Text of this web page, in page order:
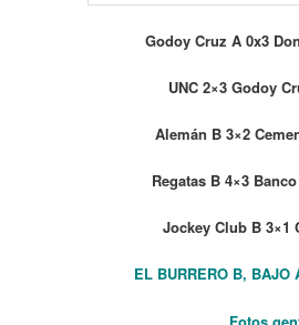
Godoy Cruz A 0x3
UNC 2×3 Godoy
Alemán B 3×2
Regatas B 4×3
Jockey Club B 3×1
EL BURRERO B, BAJO
Fotos